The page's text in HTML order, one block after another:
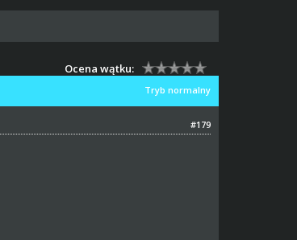
Ocena wątku:
Tryb normalny
#179